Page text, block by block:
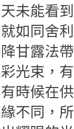
未能看
如同舍
甘露法
光束，
時候在
不同，